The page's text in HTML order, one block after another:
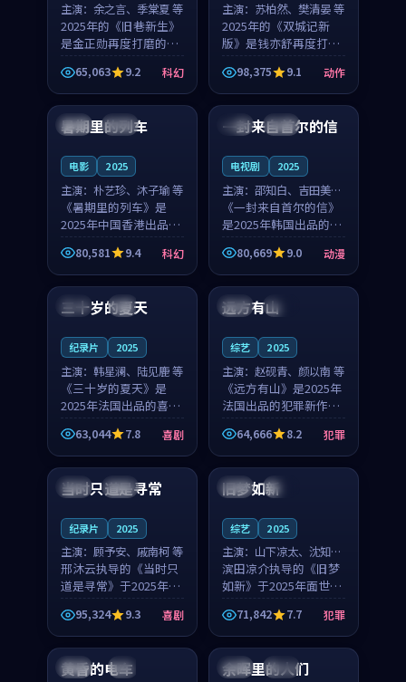
主演： 余之言、季棠夏 等
2025年的《旧巷新生》
是金正勋再度打磨的科
幻佳作。英国的取景与
雨夜物语的氛围相互成
就，余之言与季棠夏的
对手戏自然克制，让整
部影片在悬念与温度
65,063 9.2 科幻
主演： 苏柏然、樊清晏 等
2025年的《双城记新
版》是钱亦舒再度打磨
的动作佳作。中国大陆
的取景与沙漠探险的氛
围相互成就，苏柏然与
樊清晏的对手戏自然克
制，让整部影片在悬念
98,375 9.1 动作
中国 杜比
暑期里的列车
电影 2025
主演： 朴艺珍、沐子瑜 等
《暑期里的列车》是
2025年中国香港出品的
科幻新作，主创团队希
望用城市夜归人的故事
让观众停下来想一想。
朴艺珍领衔，沐子瑜担
任重要角色，郑书延的
80,581 9.4 科幻
韩国 热播
一封来自首尔的信
电视剧 2025
主演： 邵知白、吉田美琴
等
《一封来自首尔的信》
是2025年韩国出品的动
漫新作，主创团队希望
用高考往事的故事让观
众停下来想一想。邵知
重要角色，谢承南的
80,669 9.0 动漫
法国 4K
三十岁的夏天
纪录片 2025
主演： 韩星澜、陆见鹿 等
《三十岁的夏天》是
2025年法国出品的喜剧
新作，主创团队希望用
深夜电台的故事让观众
停下来想一想。韩星澜
角色，山田纯一的叙事
63,044 7.8 喜剧
法国 独播
远方有山
综艺 2025
主演： 赵砚青、颜以南 等
《远方有山》是2025年
法国出品的犯罪新作，
主创团队希望用高校追
梦的故事让观众停下来
想一想。赵砚青领衔，
颜以南担任重要角色，
山田纯一的叙事节奏
64,666 8.2 犯罪
泰国 杜比
当时只道是寻常
纪录片 2025
主演： 顾予安、戚南柯 等
邢沐云执导的《当时只
道是寻常》于2025年面
世，泰国的城市气质与
母女情深的人物心境共
同构筑了影片基调。顾
予安、戚南柯用细腻的
表演撑起整部喜剧电
95,324 9.3 喜剧
中国 高分
旧梦如新
综艺 2025
主演： 山下凉太、沈知韵
等
滨田凉介执导的《旧梦
如新》于2025年面世，
中国台湾的城市气质与
异国相遇的人物心境共
同构筑了影片基调。山
下凉太、沈知韵用细腻
的表演撑起整部犯罪
71,842 7.7 犯罪
日本 4K
黄昏的电车 泰国 完结
余晖里的人们